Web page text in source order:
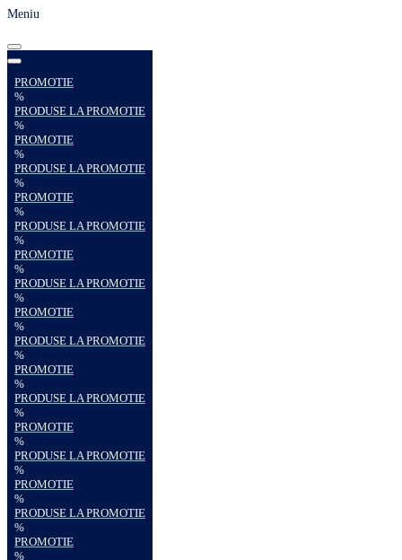
Meniu
PROMOTIE
%
PRODUSE LA PROMOTIE
%
PROMOTIE
%
PRODUSE LA PROMOTIE
%
PROMOTIE
%
PRODUSE LA PROMOTIE
%
PROMOTIE
%
PRODUSE LA PROMOTIE
%
PROMOTIE
%
PRODUSE LA PROMOTIE
%
PROMOTIE
%
PRODUSE LA PROMOTIE
%
PROMOTIE
%
PRODUSE LA PROMOTIE
%
PROMOTIE
%
PRODUSE LA PROMOTIE
%
PROMOTIE
%